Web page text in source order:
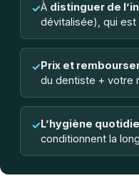
✓À distinguer de
dévitalisée), qui est
✓Prix et
du dentiste + votre
✓L’hygiène
conditionnent la